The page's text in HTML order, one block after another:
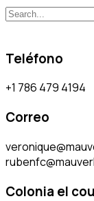
Teléfono
+1 786 479 4194
Correo
Colonia el